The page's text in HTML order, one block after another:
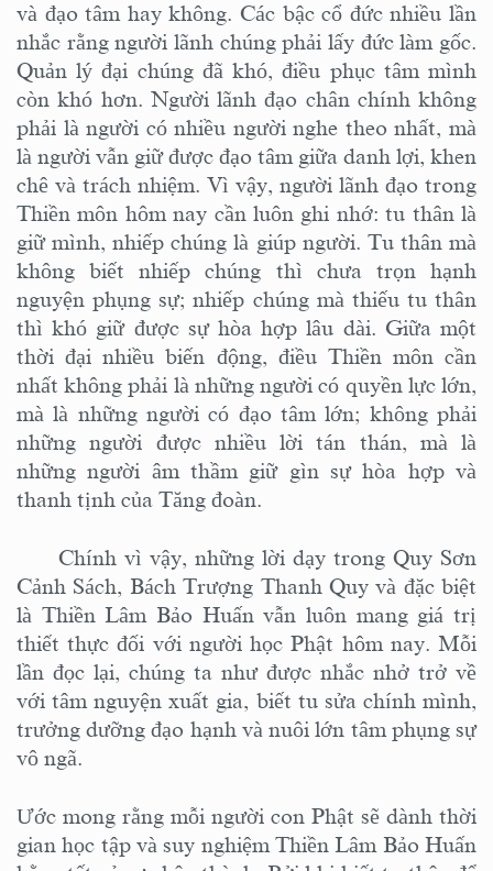
và đạo tâm hay không. Các bậc cổ đức nhiều lần
nhắc rằng người lãnh chúng phải lấy đức làm gốc.
Quản lý đại chúng đã khó, điều phục tâm mình
còn khó hơn. Người lãnh đạo chân chính không
phải là người có nhiều người nghe theo nhất, mà
là người vẫn giữ được đạo tâm giữa danh lợi, khen
chê và trách nhiệm. Vì vậy, người lãnh đạo trong
Thiền môn hôm nay cần luôn ghi nhớ: tu thân là
giữ mình, nhiếp chúng là giúp người. Tu thân mà
không biết nhiếp chúng thì chưa trọn hạnh
nguyện phụng sự; nhiếp chúng mà thiếu tu thân
thì khó giữ được sự hòa hợp lâu dài. Giữa một
thời đại nhiều biến động, điều Thiền môn cần
nhất không phải là những người có quyền lực lớn,
mà là những người có đạo tâm lớn; không phải
những người được nhiều lời tán thán, mà là
những người âm thầm giữ gìn sự hòa hợp và
thanh tịnh của Tăng đoàn.
Chính vì vậy, những lời dạy trong Quy Sơn
Cảnh Sách, Bách Trượng Thanh Quy và đặc biệt
là Thiền Lâm Bảo Huấn vẫn luôn mang giá trị
thiết thực đối với người học Phật hôm nay. Mỗi
lần đọc lại, chúng ta như được nhắc nhở trở về
với tâm nguyện xuất gia, biết tu sửa chính mình,
trưởng dưỡng đạo hạnh và nuôi lớn tâm phụng sự
vô ngã.
Ước mong rằng mỗi người con Phật sẽ dành thời
gian học tập và suy nghiệm Thiền Lâm Bảo Huấn